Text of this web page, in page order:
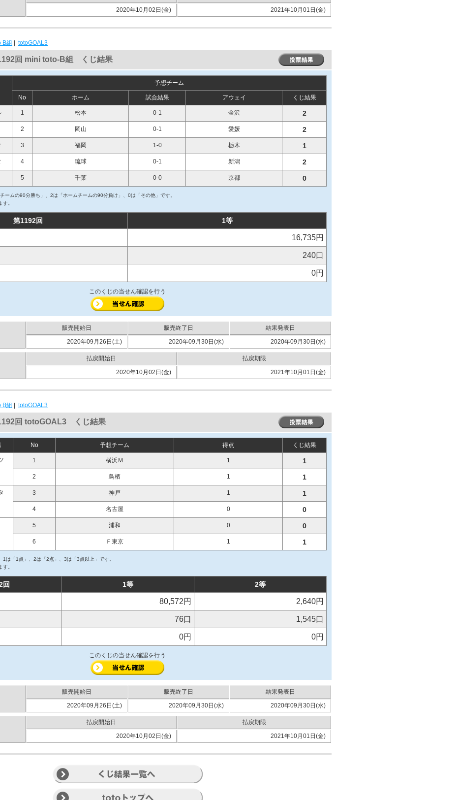
2020年10月02日(金)
2021年10月01日(金)
B組 totoGOAL3
回 mini toto-B組 くじ結果
予想チーム
No ホーム 試合結果 アウェイ くじ結果
1 松本 0-1 金沢 2
2 岡山 0-1 愛媛 2
3 福岡 1-0 栃木 1
4 琉球 0-1 新潟 2
5 千葉 0-0 京都 0
ームの90分勝ち」、2は「ホームチームの90分負け」、0は「その他」です。
。
第1192回 1等
16,735円
240口
0円
このくじの当せん確認を行う
販売開始日 販売終了日
結果発表日
2020年09月26日(土)
2020年09月30日(水) 2020年09月30日(水)
払戻開始日
払戻期限
2020年10月02日(金)
2021年10月01日(金)
B組 totoGOAL3
回 totoGOAL3 くじ結果
No 予想チーム 得点 くじ結果
1 横浜Ｍ 1 1
2 鳥栖 1 1
3 神戸 1 1
4 名古屋 0 0
5 浦和 0 0
6 Ｆ東京 1 1
1は「1点」、2は「2点」、3は「3点以上」です。
。
回 1等 2等
80,572円 2,640円
76口 1,545口
0円 0円
このくじの当せん確認を行う
販売開始日 販売終了日
結果発表日
2020年09月26日(土)
2020年09月30日(水) 2020年09月30日(水)
払戻開始日
払戻期限
2020年10月02日(金)
2021年10月01日(金)